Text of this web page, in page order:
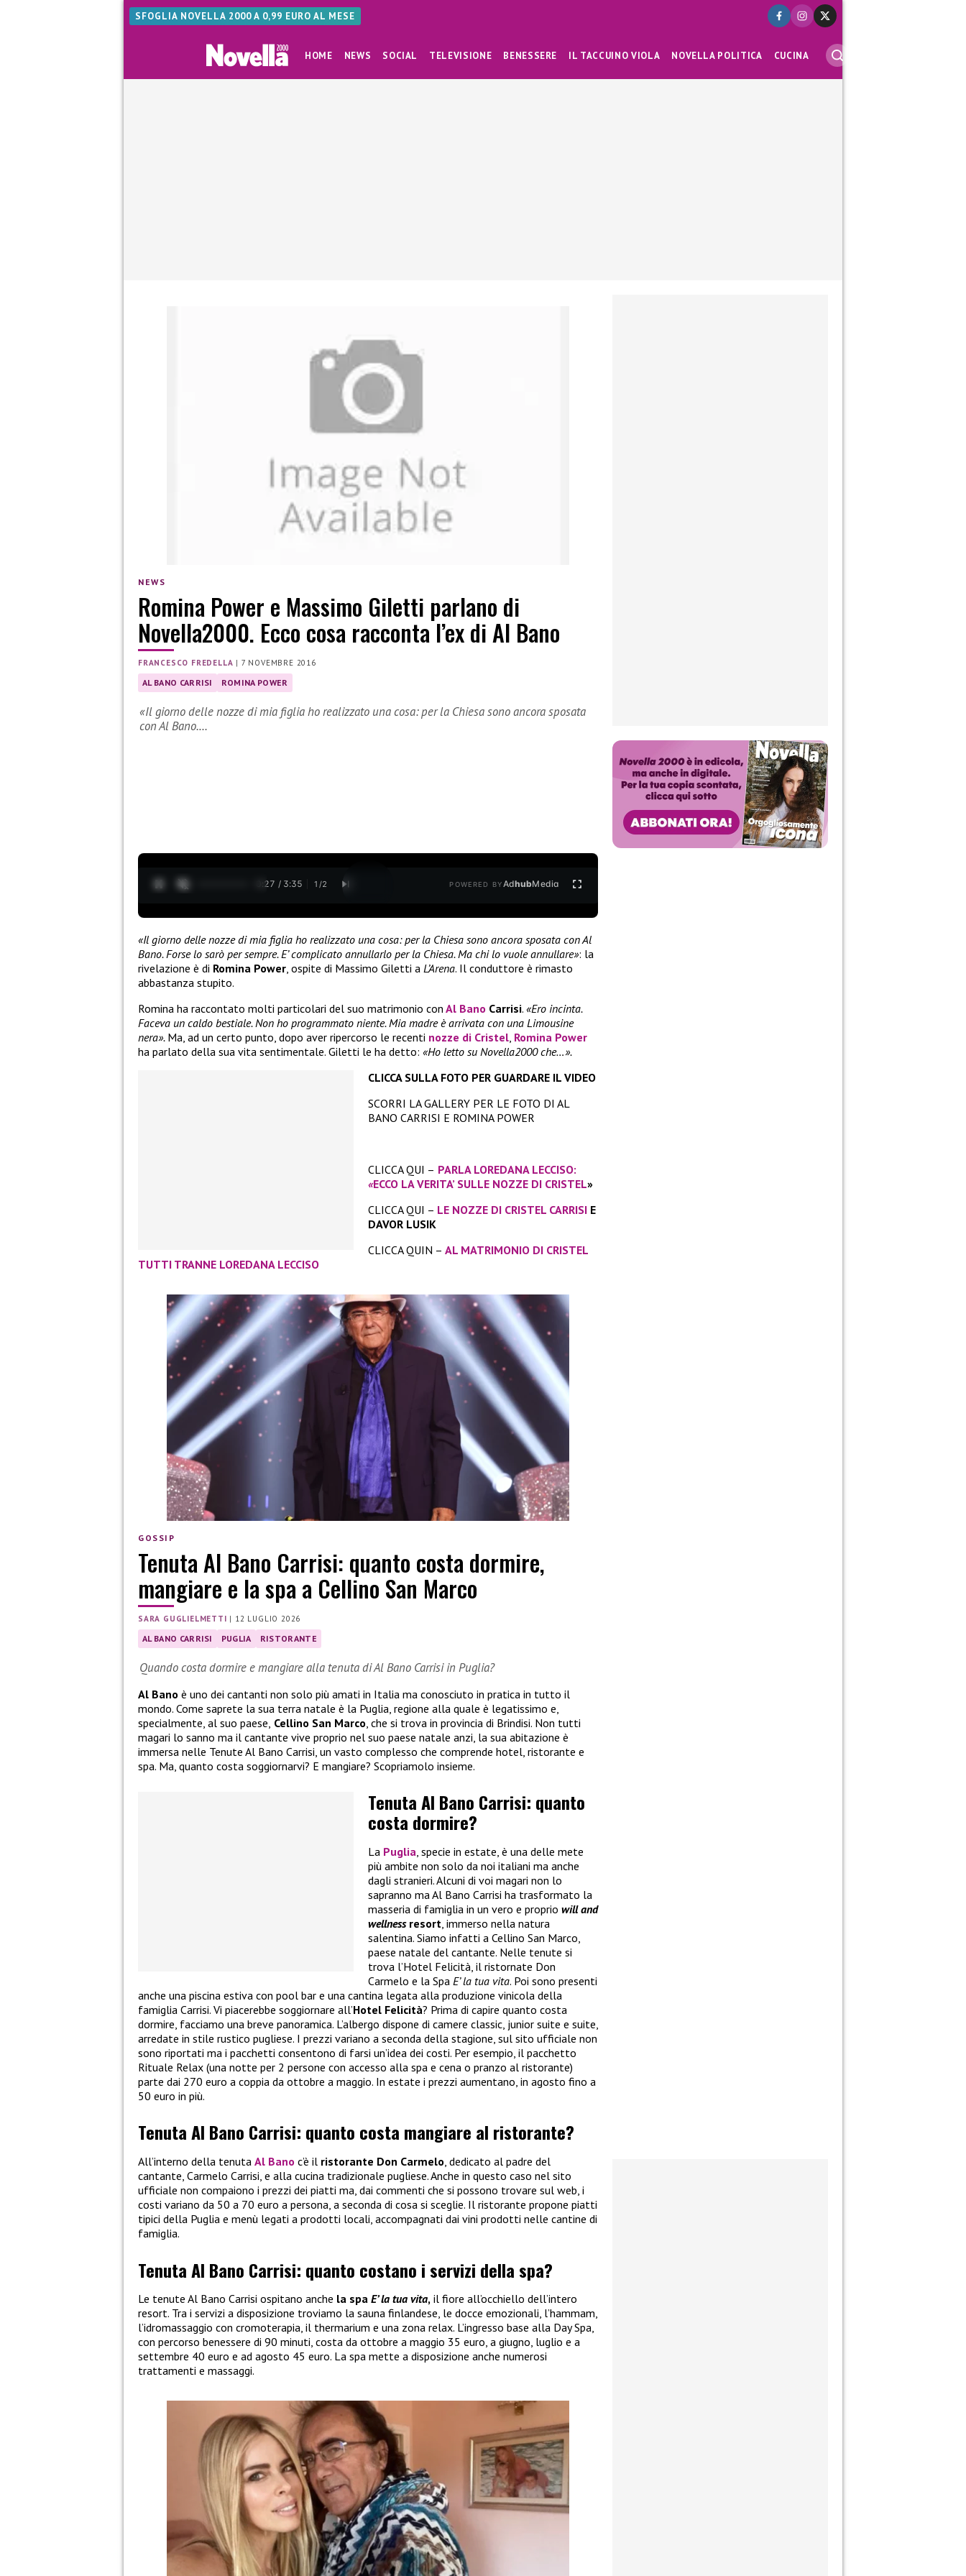
SFOGLIA NOVELLA 2000 A 0,99 EURO AL MESE
HOME NEWS SOCIAL TELEVISIONE BENESSERE IL TACCUINO VIOLA NOVELLA POLITICA CUCINA
NEWS
Romina Power e Massimo Giletti parlano di
Novella2000. Ecco cosa racconta l’ex di Al Bano
FRANCESCO FREDELLA | 7 NOVEMBRE 2016
AL BANO CARRISI ROMINA POWER
«Il giorno delle nozze di mia figlia ho realizzato una cosa: per la Chiesa sono ancora sposata
con Al Bano.…
0:28 / 3:35 1 /2 POWERED BYAdhubMedia
«Il giorno delle nozze di mia figlia ho realizzato una cosa: per la Chiesa sono ancora sposata con Al
Bano. Forse lo sarò per sempre. E’ complicato annullarlo per la Chiesa. Ma chi lo vuole annullare»: la
rivelazione è di Romina Power , ospite di Massimo Giletti a L’Arena. Il conduttore è rimasto
abbastanza stupito.
Romina ha raccontato molti particolari del suo matrimonio con Al Bano Carrisi. «Ero incinta.
Faceva un caldo bestiale. Non ho programmato niente. Mia madre è arrivata con una Limousine
nera». Ma, ad un certo punto, dopo aver ripercorso le recenti nozze di Cristel Romina Power
ha parlato della sua vita sentimentale. Giletti le ha detto: «Ho letto su Novella2000 che…».
CLICCA SULLA FOTO PER GUARDARE IL VIDEO
SCORRI LA GALLERY PER LE FOTO DI AL
BANO CARRISI E ROMINA POWER
CLICCA QUI – PARLA LOREDANA LECCISO:
«ECCO LA VERITA’ SULLE NOZZE DI CRISTEL»
CLICCA QUI – LE NOZZE DI CRISTEL CARRISI E
DAVOR LUSIK
CLICCA QUIN – AL MATRIMONIO DI CRISTEL
TUTTI TRANNE LOREDANA LECCISO
GOSSIP
Tenuta Al Bano Carrisi: quanto costa dormire,
mangiare e la spa a Cellino San Marco
SARA GUGLIELMETTI | 12 LUGLIO 2026
AL BANO CARRISI PUGLIA RISTORANTE
Quando costa dormire e mangiare alla tenuta di Al Bano Carrisi in Puglia?
Al Bano è uno dei cantanti non solo più amati in Italia ma conosciuto in pratica in tutto il
mondo. Come saprete la sua terra natale è la Puglia, regione alla quale è legatissimo e,
specialmente, al suo paese, Cellino San Marco , che si trova in provincia di Brindisi. Non tutti
magari lo sanno ma il cantante vive proprio nel suo paese natale anzi, la sua abitazione è
immersa nelle Tenute Al Bano Carrisi, un vasto complesso che comprende hotel, ristorante e
spa. Ma, quanto costa soggiornarvi? E mangiare? Scopriamolo insieme.
Tenuta Al Bano Carrisi: quanto
costa dormire?
La Puglia, specie in estate, è una delle mete
più ambite non solo da noi italiani ma anche
dagli stranieri. Alcuni di voi magari non lo
sapranno ma Al Bano Carrisi ha trasformato la
masseria di famiglia in un vero e proprio will and
wellnessresort, immerso nella natura
salentina. Siamo infatti a Cellino San Marco,
paese natale del cantante. Nelle tenute si
trova l’Hotel Felicità, il ristornate Don
Carmelo e la Spa E’ la tua vita. Poi sono presenti
anche una piscina estiva con pool bar e una cantina legata alla produzione vinicola della
famiglia Carrisi. Vi piacerebbe soggiornare all’Hotel Felicità? Prima di capire quanto costa
dormire, facciamo una breve panoramica. L’albergo dispone di camere classic, junior suite e suite,
arredate in stile rustico pugliese. I prezzi variano a seconda della stagione, sul sito ufficiale non
sono riportati ma i pacchetti consentono di farsi un’idea dei costi. Per esempio, il pacchetto
Rituale Relax (una notte per 2 persone con accesso alla spa e cena o pranzo al ristorante)
parte dai 270 euro a coppia da ottobre a maggio. In estate i prezzi aumentano, in agosto fino a
50 euro in più.
Tenuta Al Bano Carrisi: quanto costa mangiare al ristorante?
All’interno della tenuta Al Bano c’è il ristorante Don Carmelo, dedicato al padre del
cantante, Carmelo Carrisi, e alla cucina tradizionale pugliese. Anche in questo caso nel sito
ufficiale non compaiono i prezzi dei piatti ma, dai commenti che si possono trovare sul web, i
costi variano da 50 a 70 euro a persona, a seconda di cosa si sceglie. Il ristorante propone piatti
tipici della Puglia e menù legati a prodotti locali, accompagnati dai vini prodotti nelle cantine di
famiglia.
Tenuta Al Bano Carrisi: quanto costano i servizi della spa?
Le tenute Al Bano Carrisi ospitano anche la spa E’ la tua vita, il fiore all’occhiello dell’intero
resort. Tra i servizi a disposizione troviamo la sauna finlandese, le docce emozionali, l’hammam,
l’idromassaggio con cromoterapia, il thermarium e una zona relax. L’ingresso base alla Day Spa,
con percorso benessere di 90 minuti, costa da ottobre a maggio 35 euro, a giugno, luglio e a
settembre 40 euro e ad agosto 45 euro. La spa mette a disposizione anche numerosi
trattamenti e massaggi.